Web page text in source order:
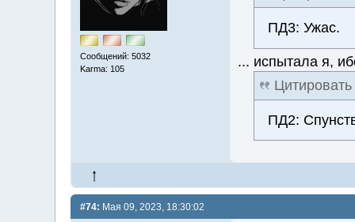
Сообщений: 5032
Karma: 105
ПД3: Ужас.
... испытала я,
Цитировать
ПД2:
#74: Мая 09, 2023, 18:30:02